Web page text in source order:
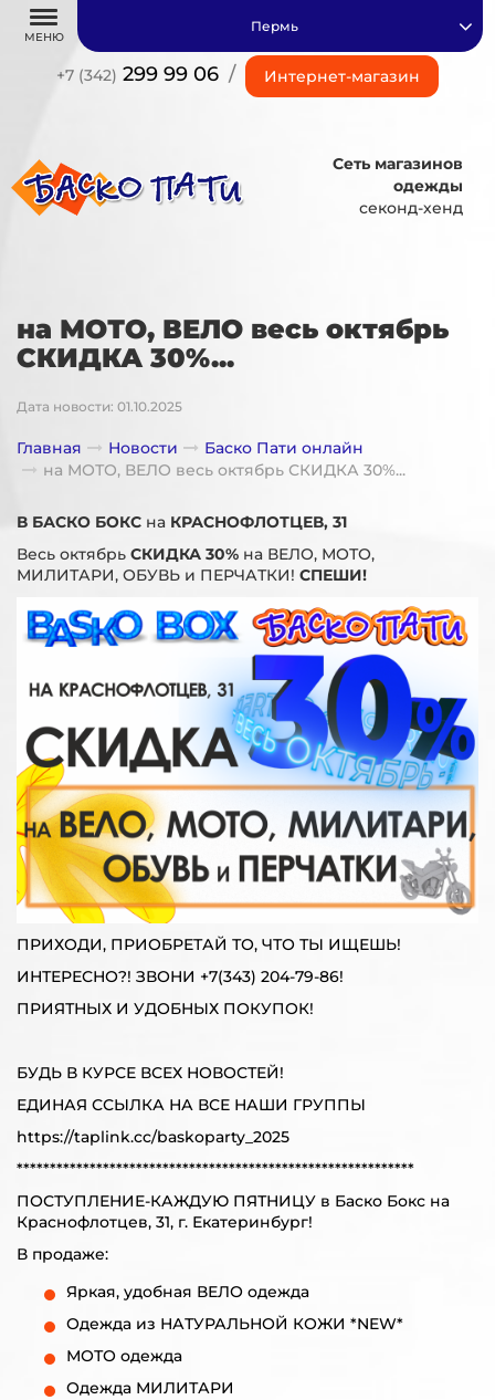
МЕНЮ
+7 (342) 299 99 06 / Интернет-магазин
Пермь
Сеть магазинов
одежды
секонд-хенд
на МОТО, ВЕЛО весь октябрь
СКИДКА 30%...
Дата новости: 01.10.2025
Главная Новости
Баско Пати онлайн
на МОТО, ВЕЛО весь октябрь СКИДКА 30%...
В БАСКО БОКС на КРАСНОФЛОТЦЕВ, 31
Весь октябрь СКИДКА 30% на ВЕЛО, МОТО,
МИЛИТАРИ, ОБУВЬ и ПЕРЧАТКИ! СПЕШИ!
ПРИХОДИ, ПРИОБРЕТАЙ ТО, ЧТО ТЫ ИЩЕШЬ!
ИНТЕРЕСНО?! ЗВОНИ +7(343) 204-79-86!
ПРИЯТНЫХ И УДОБНЫХ ПОКУПОК!
БУДЬ В КУРСЕ ВСЕХ НОВОСТЕЙ!
ЕДИНАЯ ССЫЛКА НА ВСЕ НАШИ ГРУППЫ
https://taplink.cc/baskoparty_2025
************************************************************
ПОСТУПЛЕНИЕ-КАЖДУЮ ПЯТНИЦУ в Баско Бокс на
Краснофлотцев, 31, г. Екатеринбург!
В продаже:
Яркая, удобная ВЕЛО одежда
Одежда из НАТУРАЛЬНОЙ КОЖИ *NEW*
МОТО одежда
Одежда МИЛИТАРИ